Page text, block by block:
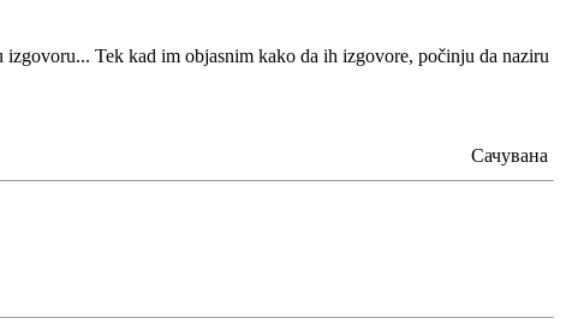
Tek kad im objasnim kako da ih izgovore, počinju da naziru
Сачувана